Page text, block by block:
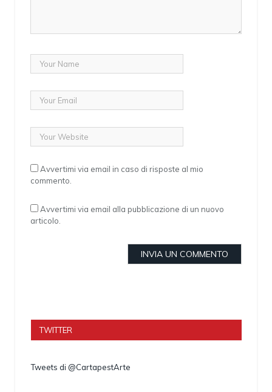
Avvertimi via email in caso di risposte al mio
commento.
Avvertimi via email alla pubblicazione di un nuovo
articolo.
TWITTER
Tweets di @CartapestArte